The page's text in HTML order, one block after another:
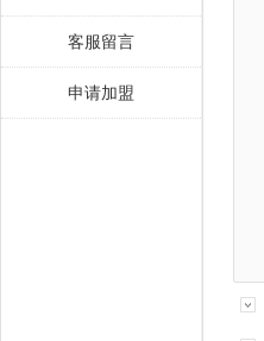
客服留言
申请加盟